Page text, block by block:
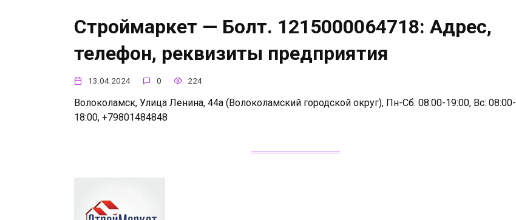
Строймаркет — Болт. 1215000064718: Адрес,
телефон, реквизиты предприятия
13.04.2024 0 224
Волоколамск, Улица Ленина, 44а (Волоколамский городской округ), Пн-Сб: 08:00-19:00, Вс: 08:00-
18:00, +79801484848